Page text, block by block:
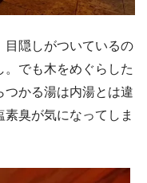
目隠しがついているの
でも木をめぐらした
かる湯は内湯とは違
臭が気になってしま